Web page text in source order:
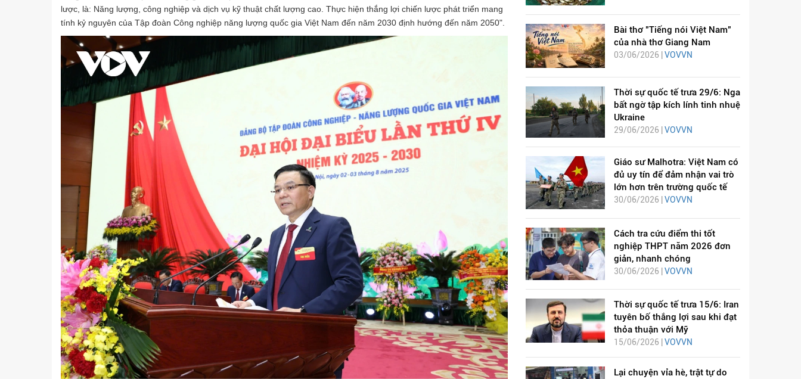
lược, là: Năng lượng, công nghiệp và dịch vụ kỹ thuật chất lượng cao. Thực hiện thắng lợi chiến lược phát triển mang
tính kỷ nguyên của Tập đoàn Công nghiệp năng lượng quốc gia Việt Nam đến năm 2030 định hướng đến năm 2050".
Bài thơ "Tiếng nói Việt Nam"
của nhà thơ Giang Nam
03/06/2026 | VOVVN
Thời sự quốc tế trưa 29/6: Nga
bất ngờ tập kích lính tinh nhuệ
Ukraine
29/06/2026 | VOVVN
Giáo sư Malhotra: Việt Nam có
đủ uy tín để đảm nhận vai trò
lớn hơn trên trường quốc tế
30/06/2026 | VOVVN
Cách tra cứu điểm thi tốt
nghiệp THPT năm 2026 đơn
giản, nhanh chóng
30/06/2026 | VOVVN
Thời sự quốc tế trưa 15/6: Iran
tuyên bố thắng lợi sau khi đạt
thỏa thuận với Mỹ
15/06/2026 | VOVVN
Lại chuyện vỉa hè, trật tự do